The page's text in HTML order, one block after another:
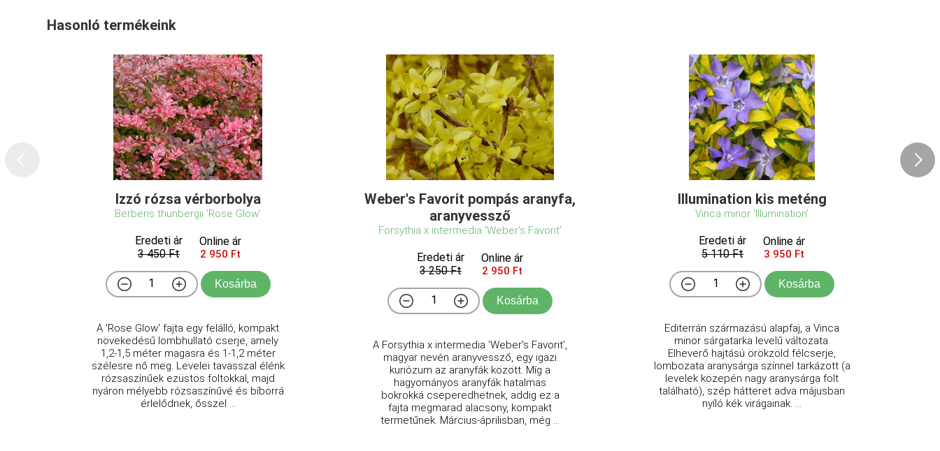
Hasonló termékeink
Izzó rózsa vérborbolya
Berberis thunbergii 'Rose Glow'
Eredeti ár
3 450 Ft
Online ár
2 950 Ft
Kosárba
A 'Rose Glow' fajta egy felálló, kompakt
növekedésű lombhullató cserje, amely
1,2-1,5 méter magasra és 1-1,2 méter
szélesre nő meg. Levelei tavasszal élénk
rózsaszínűek ezüstös foltokkal, majd
nyáron mélyebb rózsaszínűvé és bíborrá
érlelődnek, ősszel ...
Weber's Favorit pompás aranyfa,
aranyvessző
Forsythia x intermedia 'Weber's Favorit'
Eredeti ár
3 250 Ft
Online ár
2 950 Ft
Kosárba
A Forsythia x intermedia 'Weber's Favorit',
magyar nevén aranyvessző, egy igazi
kuriózum az aranyfák között. Míg a
hagyományos aranyfák hatalmas
bokrokká cseperedhetnek, addig ez a
fajta megmarad alacsony, kompakt
termetűnek. Március-áprilisban, még ...
Illumination kis meténg
Vinca minor 'Illumination'
Eredeti ár
5 110 Ft
Online ár
3 950 Ft
Kosárba
Editerrán származású alapfaj, a Vinca
minor sárgatarka levelű változata.
Elheverő hajtású örökzöld félcserje,
lombozata aranysárga színnel tarkázott (a
levelek közepén nagy aranysárga folt
található), szép hátteret adva májusban
nyíló kék virágainak. ...